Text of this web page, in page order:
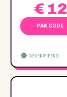
€ 12
PAK CODE
GEVERIFIEERD